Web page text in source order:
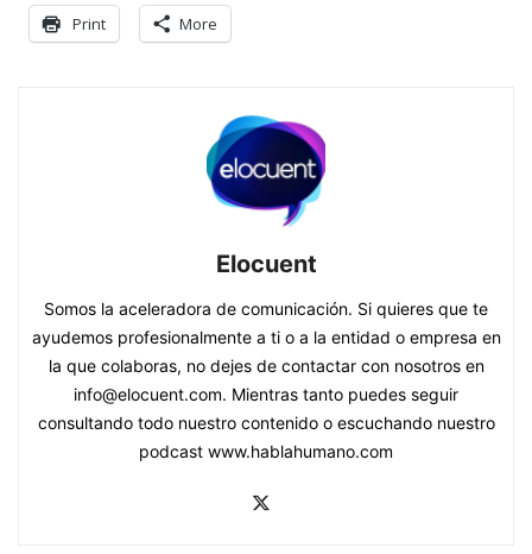
Print More
Elocuent
Somos la aceleradora de comunicación. Si quieres que te
ayudemos profesionalmente a ti o a la entidad o empresa en
la que colaboras, no dejes de contactar con nosotros en
info@elocuent.com. Mientras tanto puedes seguir
consultando todo nuestro contenido o escuchando nuestro
podcast www.hablahumano.com